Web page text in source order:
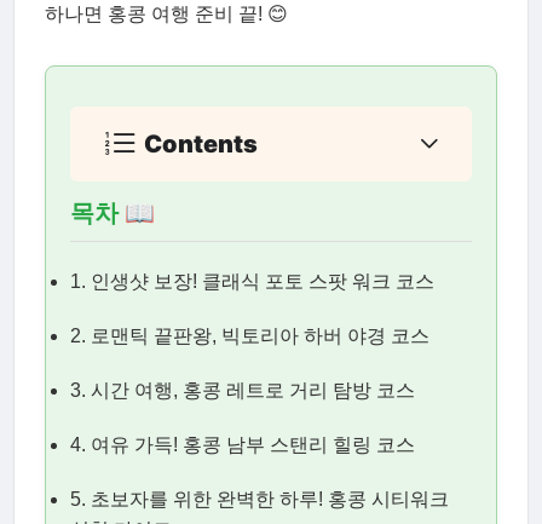
하나면 홍콩 여행 준비 끝! 😊
Contents
목차 📖
1. 인생샷 보장! 클래식 포토 스팟 워크 코스
2. 로맨틱 끝판왕, 빅토리아 하버 야경 코스
3. 시간 여행, 홍콩 레트로 거리 탐방 코스
4. 여유 가득! 홍콩 남부 스탠리 힐링 코스
5. 초보자를 위한 완벽한 하루! 홍콩 시티워크